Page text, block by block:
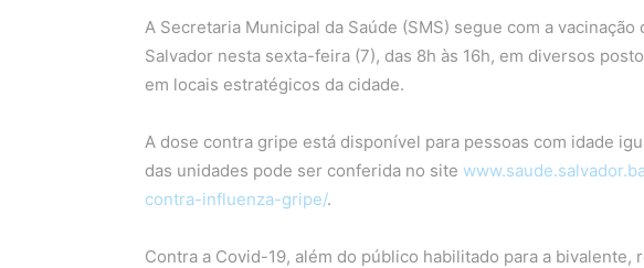
A Secretaria Municipal da Saúde (SMS) segue com a
Salvador nesta sexta-feira (7), das 8h às 16h, em diversos
em locais estratégicos da cidade.
A dose contra gripe está disponível para pessoas com idade
das unidades pode ser conferida no site
contra-influenza-gripe/.
Contra a Covid-19, além do público habilitado para a bivalente,